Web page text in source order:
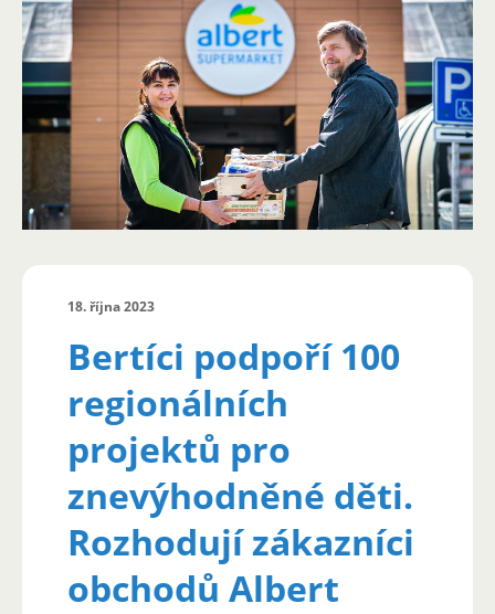
18. října 2023
Bertíci podpoří 100
regionálních
projektů pro
znevýhodněné děti.
Rozhodují zákazníci
obchodů Albert